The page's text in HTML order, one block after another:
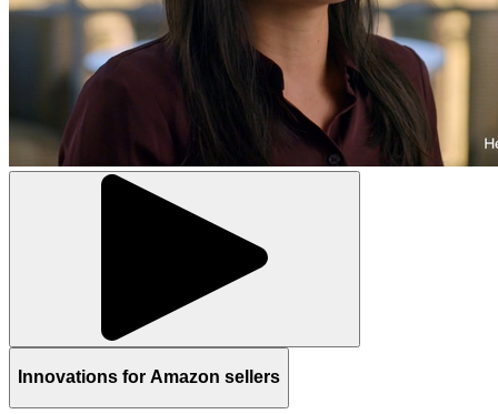
Innovations for Amazon sellers